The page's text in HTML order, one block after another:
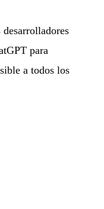
para
a todos los